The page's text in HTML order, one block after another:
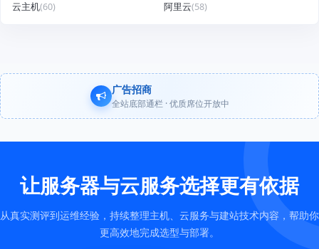
云主机(60) 阿里云(58)
广告招商
全站底部通栏 · 优质席位开放中
让服务器与云服务选择更有依据
从真实测评到运维经验，持续整理主机、云服务与建站技术内容，帮助你
更高效地完成选型与部署。